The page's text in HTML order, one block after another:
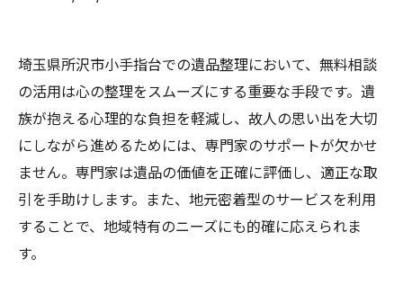
埼玉県所沢市小手指台での遺品整理において、無料相談
の活用は心の整理をスムーズにする重要な手段です。遺
族が抱える心理的な負担を軽減し、故人の思い出を大切
にしながら進めるためには、専門家のサポートが欠かせ
ません。専門家は遺品の価値を正確に評価し、適正な取
引を手助けします。また、地元密着型のサービスを利用
することで、地域特有のニーズにも的確に応えられま
す。